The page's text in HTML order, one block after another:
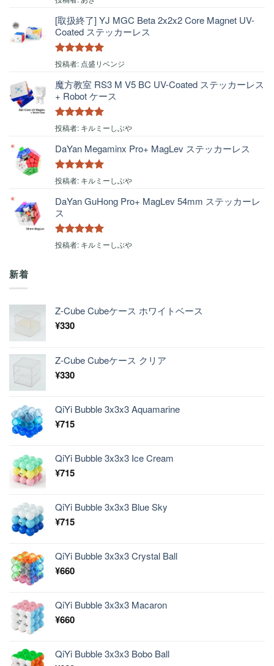
[取扱終了] YJ MGC Beta 2x2x2 Core Magnet UV-
Coated ステッカーレス
5段階中5の
投稿者: 点盛リベンジ
魔方教室 RS3 M V5 BC UV-Coated ステッカーレス
+ Robot ケース
5段階中5の
投稿者: キルミーしぶや
DaYan Megaminx Pro+ MagLev ステッカーレス
5段階中5の
投稿者: キルミーしぶや
DaYan GuHong Pro+ MagLev 54mm ステッカーレ
ス
5段階中5の
投稿者: キルミーしぶや
新着
Z-Cube Cubeケース ホワイトベース
¥330
Z-Cube Cubeケース クリア
¥330
QiYi Bubble 3x3x3 Aquamarine
¥715
QiYi Bubble 3x3x3 Ice Cream
¥715
QiYi Bubble 3x3x3 Blue Sky
¥715
QiYi Bubble 3x3x3 Crystal Ball
¥660
QiYi Bubble 3x3x3 Macaron
¥660
QiYi Bubble 3x3x3 Bobo Ball